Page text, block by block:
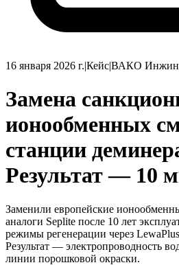
16 января 2026 г.|Кейс|ВАКО
Замена
ионообменных
станции
Результат — 10
Заменили европейские
аналоги Seplite после 10 лет
режимы регенерации через
Результат — электропроводность
линии порошковой окраски.